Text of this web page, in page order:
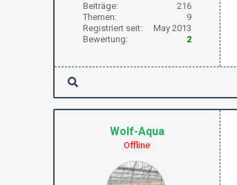
Beiträge:
216
Themen:
9
Registriert seit:
May 2013
Bewertung:
2
Wolf-Aqua
Offline